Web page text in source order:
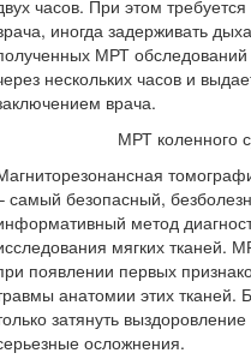
часов. При этом
иногда задерживать
МРТ
нескольких часов и
врача.
МРТ коленного
самый безопасный,
метод
мягких тканей.
появлении первых
анатомии этих тканей.
затянуть
осложнения.